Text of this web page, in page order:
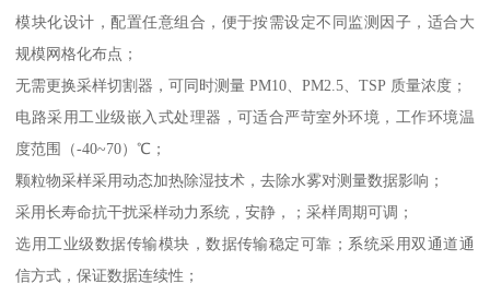
模块化设计，配置任意组合，便于按需设定不同监测因子，适合大
规模网格化布点；
无需更换采样切割器，可同时测量 PM10、PM2.5、TSP 质量浓度；
电路采用工业级嵌入式处理器，可适合严苛室外环境，工作环境温
度范围（-40~70）℃；
颗粒物采样采用动态加热除湿技术，去除水雾对测量数据影响；
采用长寿命抗干扰采样动力系统，安静，；采样周期可调；
选用工业级数据传输模块，数据传输稳定可靠；系统采用双通道通
信方式，保证数据连续性；